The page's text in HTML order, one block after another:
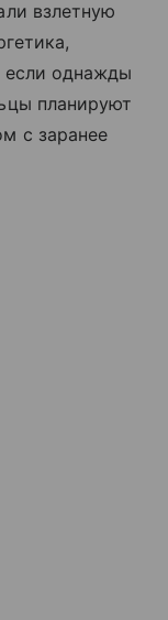
взлетную
если однажды
планируют
с заранее